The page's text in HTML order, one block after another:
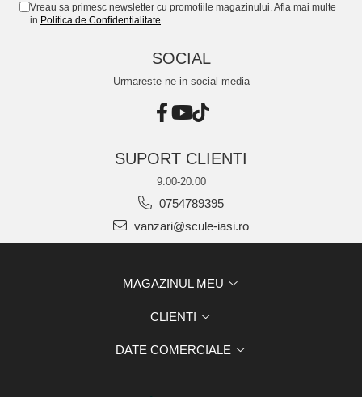
Vreau sa primesc newsletter cu promotiile magazinului. Afla mai multe
in Politica de Confidentialitate
SOCIAL
Urmareste-ne in social media
SUPORT CLIENTI
9.00-20.00
0754789395
vanzari@scule-iasi.ro
MAGAZINUL MEU
CLIENTI
DATE COMERCIALE